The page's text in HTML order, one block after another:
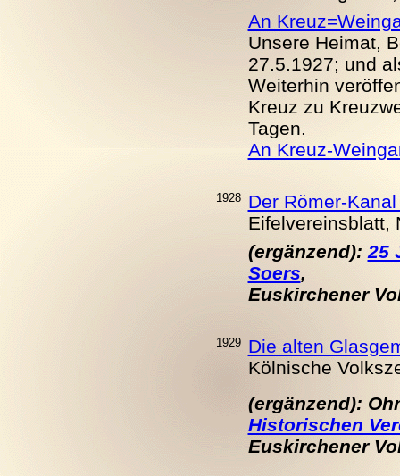
An
Unsere Heimat,
27.5.1927; und
Weiterhin
Kreuz zu
Tagen.
An Kreuz-
1928
Der Römer-
Eifelvereinsblatt,
(ergänzend): 25
Soers,
Euskirchener
1929
Die alten
Kölnische
(ergänzend):
Historischen
Euskirchener